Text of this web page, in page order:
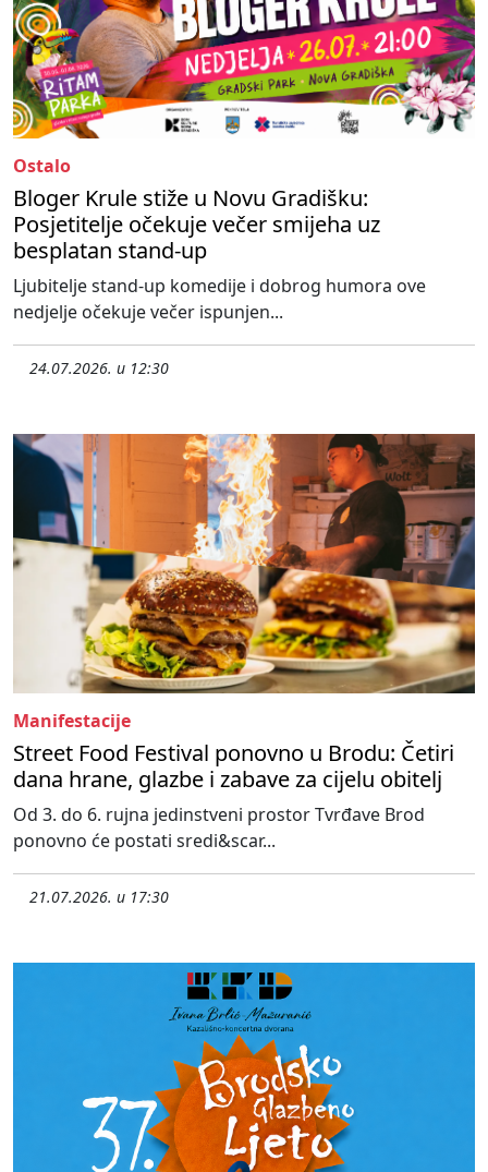
Ostalo
Bloger Krule stiže u Novu Gradišku:
Posjetitelje očekuje večer smijeha uz
besplatan stand-up
Ljubitelje stand-up komedije i dobrog humora ove
nedjelje očekuje večer ispunjen...
24.07.2026. u 12:30
Manifestacije
Street Food Festival ponovno u Brodu: Četiri
dana hrane, glazbe i zabave za cijelu obitelj
Od 3. do 6. rujna jedinstveni prostor Tvrđave Brod
ponovno će postati sredi&scar...
21.07.2026. u 17:30